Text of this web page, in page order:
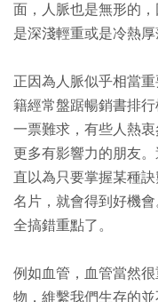
面，人脈也是無形的
是深淺輕重或是冷熱厚
正因為人脈似乎相當
籍經常盤踞暢銷書排
一票難求，有些人熱
更多有影響力的朋友
直以為只要掌握某種
名片，就會得到好機
全搞錯重點了。
例如血管，血管當然
物，維繫我們生存的